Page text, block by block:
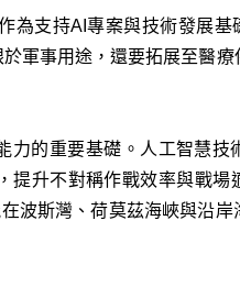
為支持AI專案與技術發展基
軍事用途，還要拓展至醫
的重要基礎。人工智慧技
提升不對稱作戰效率與戰場
波斯灣、荷莫茲海峽與沿岸